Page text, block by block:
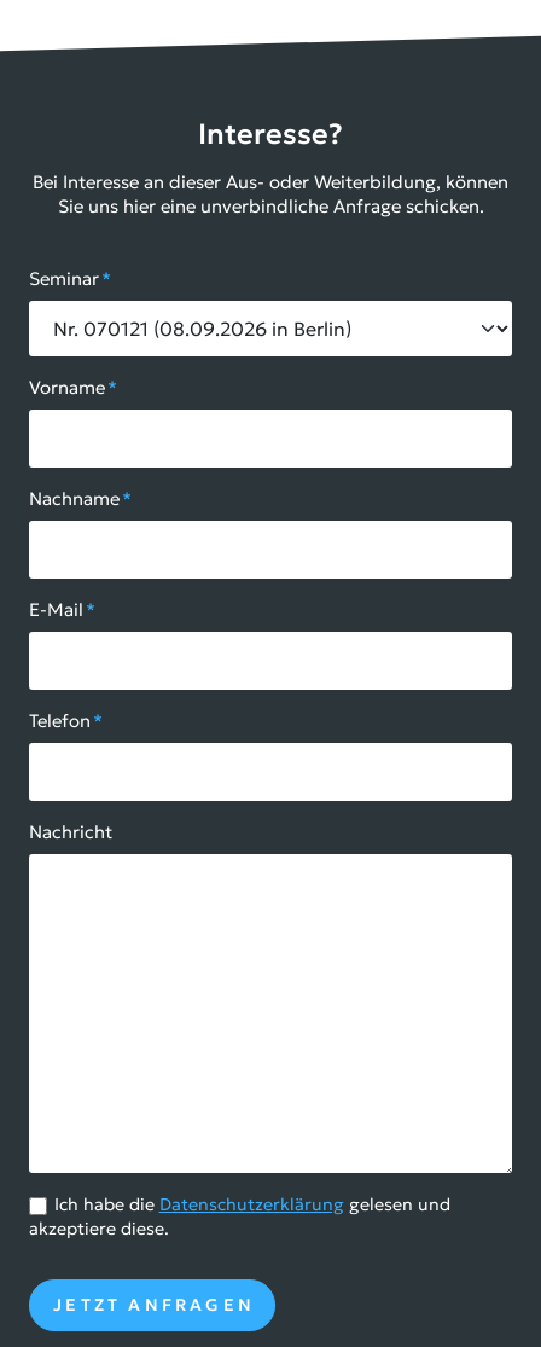
Interesse?
Bei Interesse an dieser Aus- oder Weiterbildung, können
Sie uns hier eine unverbindliche Anfrage schicken.
Seminar*
Vorname*
Nachname*
E-Mail *
Telefon *
Nachricht
Ich habe die Datenschutzerklärunggelesen und
akzeptiere diese.